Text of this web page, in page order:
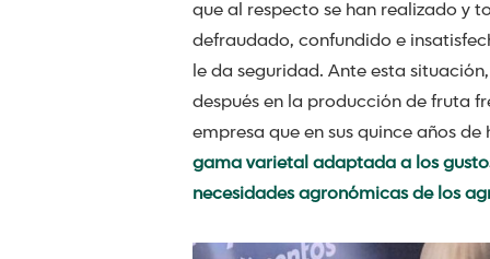
que al respecto se han realizado y
defraudado, confundido e
le da seguridad. Ante esta
después en la producción de fruta
empresa que en sus quince años
gama varietal adaptada a los
necesidades agronómicas de los